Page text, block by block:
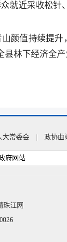
就近采收松针
颜值持续提
县林下经济全
大常委会 政协曲
府网站
珠江网